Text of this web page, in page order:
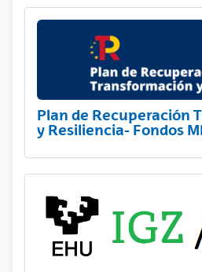
Plan de Recuperación
y Resiliencia- Fondos